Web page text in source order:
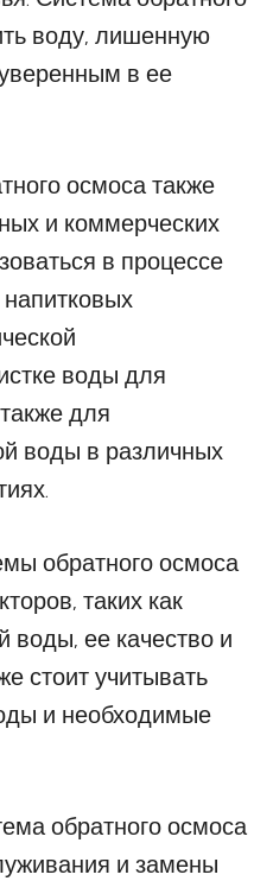
воду, лишенную
в ее
осмоса также
и коммерческих
в процессе
воды для
для
воды в различных
обратного осмоса
таких как
воды, ее качество и
стоит учитывать
и необходимые
обратного осмоса
и замены